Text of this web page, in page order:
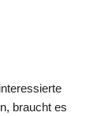
braucht es